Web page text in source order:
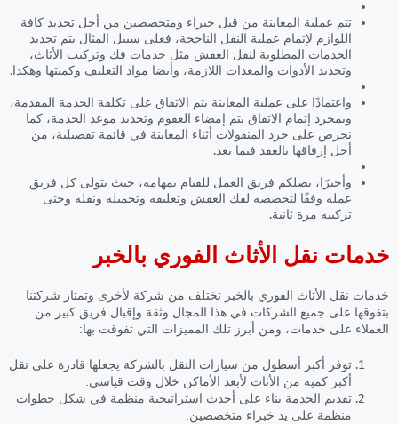
تتم عملية المعاينة من قبل خبراء ومتخصصين من أجل تحديد كافة
اللوازم لإتمام عملية النقل الناجحة، فعلى سبيل المثال يتم تحديد
الخدمات المطلوبة لنقل العفش مثل خدمات فك وتركيب الأثاث،
وتحديد الأدوات والمعدات اللازمة، وأيضا مواد التغليف وكميتها وهكذا.
واعتمادًا على عملية المعاينة يتم الاتفاق على تكلفة الخدمة المقدمة،
وبمجرد إتمام الاتفاق يتم إمضاء العقوم وتحديد موعد الخدمة، كما
نحرص على جرد المنقولات أثناء المعاينة في قائمة تفصيلية، من
أجل إرفاقها بالعقد فيما بعد.
وأخيرًا، يصلكم فريق العمل للقيام بمهامه، حيث يتولى كل فريق
عمله وفقًا لتخصصه لفك العفش وتغليفه وتحميله ونقله وحتى
تركيبه مرة ثانية.
خدمات نقل الأثاث الفوري بالخبر
خدمات نقل الأثاث الفوري بالخبر تختلف من شركة لأخرى وتمتاز شركتنا
بتفوقها على جميع الشركات في هذا المجال وثقة وإقبال فريق كبير من
العملاء على خدمات، ومن أبرز تلك المميزات التي تفوقت بها:
توفر أكبر أسطول من سيارات النقل بالشركة يجعلها قادرة على نقل
أكبر كمية من الأثاث لأبعد الأماكن خلال وقت قياسي.
تقديم الخدمة بناء على أحدث استراتيجية منظمة في شكل خطوات
منظمة على يد خبراء متخصصين.